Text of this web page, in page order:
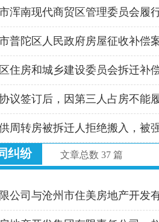
浑南现代商贸区管理委员会履
普陀区人民政府房屋征收补偿
住房和城乡建设委员会拆迁补
议签订后，因第三人占房不能
周转房被拆迁人拒绝搬入，被
纠纷 文章总数 37 篇
公司与沧州市住美房地产开发